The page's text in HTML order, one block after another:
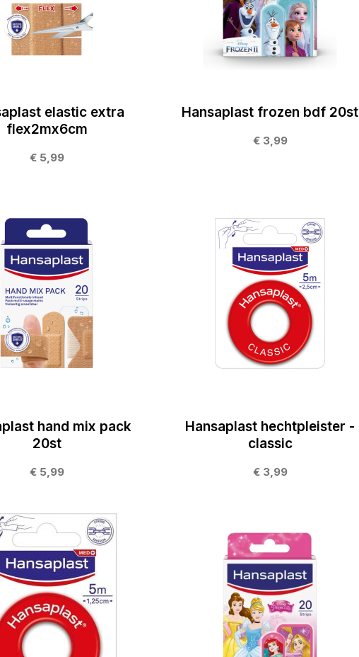
elastic extra
flex2mx6cm
€ 5,99
Hansaplast frozen bdf 20st
€ 3,99
hand mix pack
20st
€ 5,99
Hansaplast hechtpleister -
classic
€ 3,99